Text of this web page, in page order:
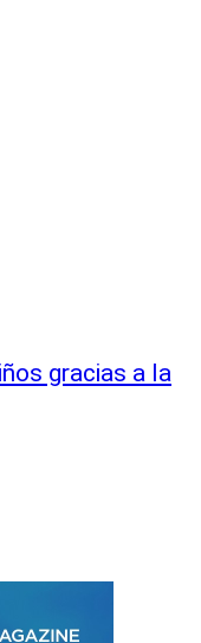
gracias a la